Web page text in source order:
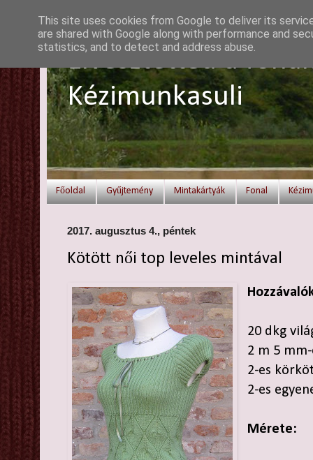
Elvesztetted a
Kézimunkasuli
Főoldal Gyűjtemény Mintakártyák Fonal
2017. augusztus 4., péntek
Kötött női top leveles mintával
20 dkg
2 m 5 mm-
2-es
2-es
Mérete:
This site uses cookies from Google to deliver its
are shared with Google along with performance and
statistics, and to detect and address abuse.